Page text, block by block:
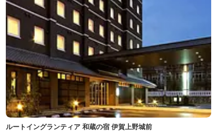
ルートイングランティア 和蔵の宿 伊賀上野城前